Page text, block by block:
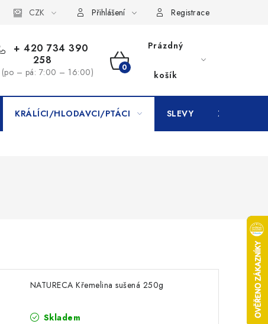
CZK Přihlášení Registrace
+ 420 734 390
258
(po – pá: 7:00 – 16:00)
NÁKUPNÍ
KOŠÍK
Prázdný
košík
KRÁLÍCI/HLODAVCI/PTÁCI SLEVY ZNAČKY
NATURECA Křemelina sušená 250g
Skladem